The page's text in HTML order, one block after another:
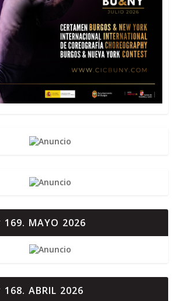
169. MAYO 2026
168. ABRIL 2026